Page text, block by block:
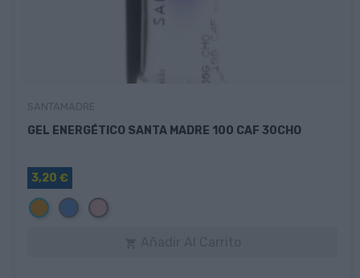
GEL ENERGÉTICO SANTA MADRE 100 CAF 30CHO
3,20 €
NaranjaAzul Rosa